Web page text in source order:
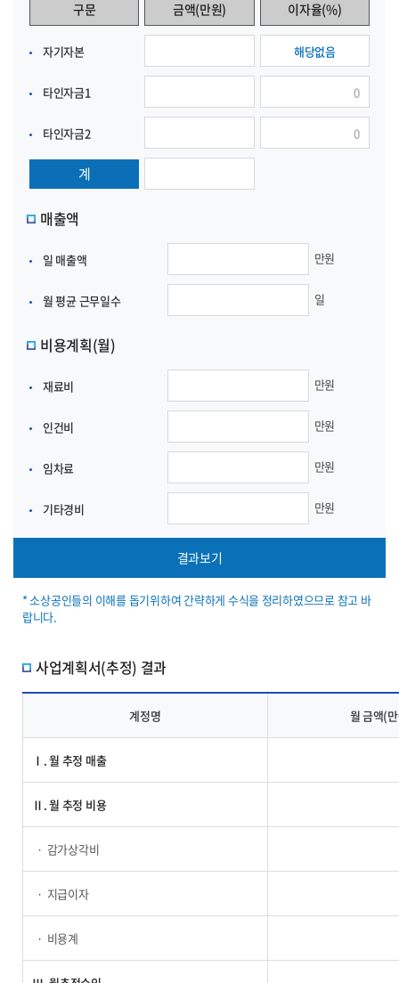
구문 금액(만원) 이자율(%)
자기자본
타인자금1
타인자금2
계
매출액
일 매출액 만원
월 평균 근무일수 일
비용계획(월)
재료비 만원
인건비 만원
임차료 만원
기타경비 만원
결과보기
* 소상공인들의 이해를 돕기위하여 간략하게 수식을 정리하였으므로 참고 바
랍니다.
사업계획서(추정) 결과
계정명 월 금액(
Ⅰ. 월 추정 매출
Ⅱ. 월 추정 비용
감가상각비
지급이자
비용계